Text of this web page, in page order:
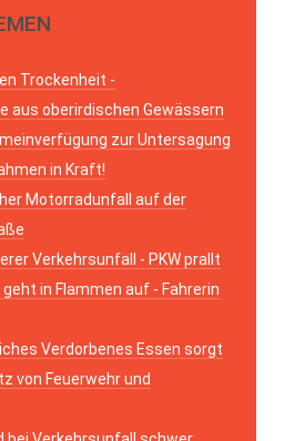
Trockenheit -
aus oberirdischen Gewässern
zur Untersagung
in Kraft!
Motorradunfall auf der
Verkehrsunfall - PKW prallt
in Flammen auf - Fahrerin
Verdorbenes Essen sorgt
von Feuerwehr und